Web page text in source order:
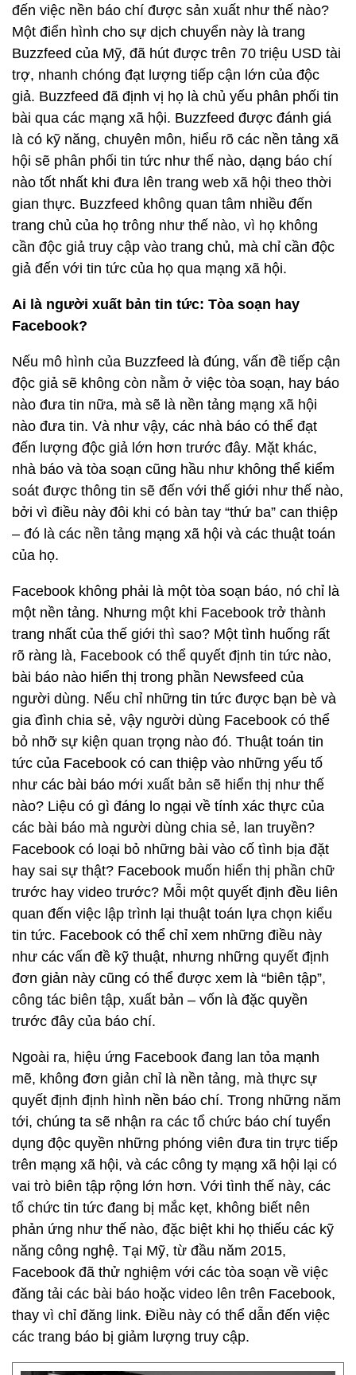
đến việc nền báo chí được sản xuất như thế nào?
Một điển hình cho sự dịch chuyển này là trang
Buzzfeed của Mỹ, đã hút được trên 70 triệu USD tài
trợ, nhanh chóng đạt lượng tiếp cận lớn của độc
giả. Buzzfeed đã định vị họ là chủ yếu phân phối tin
bài qua các mạng xã hội. Buzzfeed được đánh giá
là có kỹ năng, chuyên môn, hiểu rõ các nền tảng xã
hội sẽ phân phối tin tức như thế nào, dạng báo chí
nào tốt nhất khi đưa lên trang web xã hội theo thời
gian thực. Buzzfeed không quan tâm nhiều đến
trang chủ của họ trông như thế nào, vì họ không
cần độc giả truy cập vào trang chủ, mà chỉ cần độc
giả đến với tin tức của họ qua mạng xã hội.
Ai là người xuất bản tin tức: Tòa soạn hay
Facebook?
Nếu mô hình của Buzzfeed là đúng, vấn đề tiếp cận
độc giả sẽ không còn nằm ở việc tòa soạn, hay báo
nào đưa tin nữa, mà sẽ là nền tảng mạng xã hội
nào đưa tin. Và như vậy, các nhà báo có thể đạt
đến lượng độc giả lớn hơn trước đây. Mặt khác,
nhà báo và tòa soạn cũng hầu như không thể kiểm
soát được thông tin sẽ đến với thế giới như thế nào,
bởi vì điều này đôi khi có bàn tay “thứ ba” can thiệp
– đó là các nền tảng mạng xã hội và các thuật toán
của họ.
Facebook không phải là một tòa soạn báo, nó chỉ là
một nền tảng. Nhưng một khi Facebook trở thành
trang nhất của thế giới thì sao? Một tình huống rất
rõ ràng là, Facebook có thể quyết định tin tức nào,
bài báo nào hiển thị trong phần Newsfeed của
người dùng. Nếu chỉ những tin tức được bạn bè và
gia đình chia sẻ, vậy người dùng Facebook có thể
bỏ nhỡ sự kiện quan trọng nào đó. Thuật toán tin
tức của Facebook có can thiệp vào những yếu tố
như các bài báo mới xuất bản sẽ hiển thị như thế
nào? Liệu có gì đáng lo ngại về tính xác thực của
các bài báo mà người dùng chia sẻ, lan truyền?
Facebook có loại bỏ những bài vào cố tình bịa đặt
hay sai sự thật? Facebook muốn hiển thị phần chữ
trước hay video trước? Mỗi một quyết định đều liên
quan đến việc lập trình lại thuật toán lựa chọn kiểu
tin tức. Facebook có thể chỉ xem những điều này
như các vấn đề kỹ thuật, nhưng những quyết định
đơn giản này cũng có thể được xem là “biên tập”,
công tác biên tập, xuất bản – vốn là đặc quyền
trước đây của báo chí.
Ngoài ra, hiệu ứng Facebook đang lan tỏa mạnh
mẽ, không đơn giản chỉ là nền tảng, mà thực sự
quyết định định hình nền báo chí. Trong những năm
tới, chúng ta sẽ nhận ra các tổ chức báo chí tuyển
dụng độc quyền những phóng viên đưa tin trực tiếp
trên mạng xã hội, và các công ty mạng xã hội lại có
vai trò biên tập rộng lớn hơn. Với tình thế này, các
tổ chức tin tức đang bị mắc kẹt, không biết nên
phản ứng như thế nào, đặc biệt khi họ thiếu các kỹ
năng công nghệ. Tại Mỹ, từ đầu năm 2015,
Facebook đã thử nghiệm với các tòa soạn về việc
đăng tải các bài báo hoặc video lên trên Facebook,
thay vì chỉ đăng link. Điều này có thể dẫn đến việc
các trang báo bị giảm lượng truy cập.